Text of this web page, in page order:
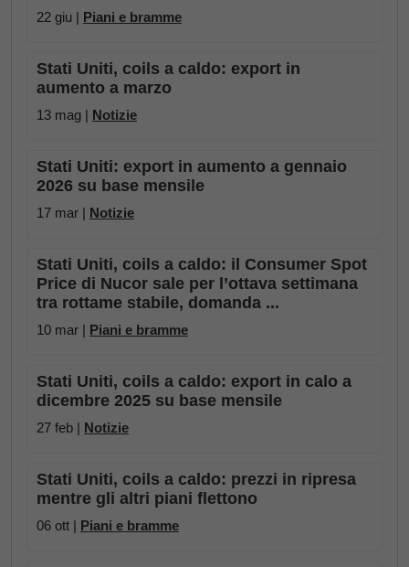
22 giu | Piani e bramme
Stati Uniti, coils a caldo: export in
aumento a marzo
13 mag | Notizie
Stati Uniti: export in aumento a gennaio
2026 su base mensile
17 mar | Notizie
Stati Uniti, coils a caldo: il Consumer Spot
Price di Nucor sale per l’ottava settimana
tra rottame stabile, domanda ...
10 mar | Piani e bramme
Stati Uniti, coils a caldo: export in calo a
dicembre 2025 su base mensile
27 feb | Notizie
Stati Uniti, coils a caldo: prezzi in ripresa
mentre gli altri piani flettono
06 ott | Piani e bramme